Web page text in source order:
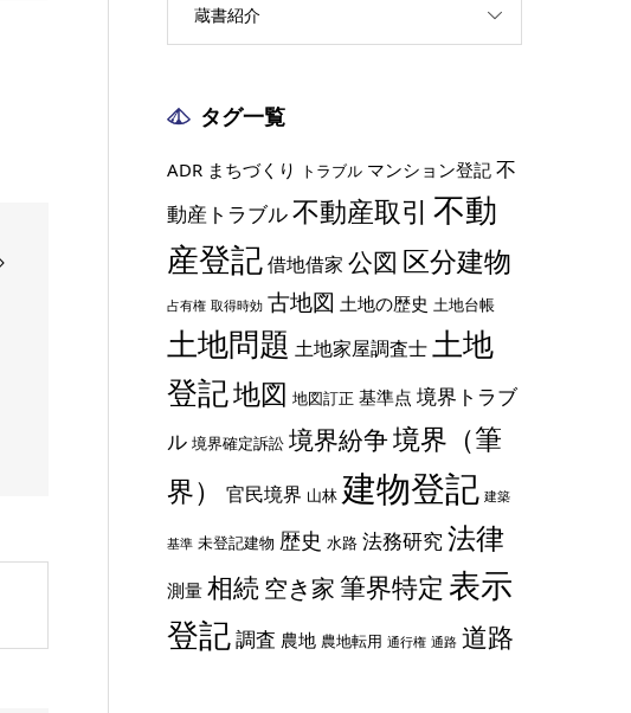
蔵書紹介
タグ一覧
ADR まちづくり トラブル マンション登記 不
動産トラブル不動産取引 不動
産登記借地借家 公図 区分建物
占有権 取得時効 古地図 土地の歴史 土地台帳
土地問題 土地家屋調査士土地
登記地図 地図訂正 基準点 境界トラブ
ル 境界確定訴訟 境界紛争境界（筆
界）
官民境界 山林 建物登記 建築
基準 未登記建物 歴史 水路 法務研究 法律
測量 相続 空き家筆界特定 表示
登記調査 農地 農地転用 通行権 通路 道路